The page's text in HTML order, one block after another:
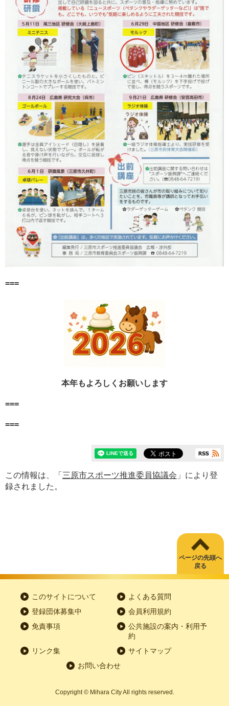
===
本年もよろしくお願いします
===
===
この情報は、「 三原市スポーツ推進委員協議会 」により登
録されました。
ページの先頭へ
戻る
このサイトについて
よくある質問
登録団体募集中
会員利用規約
免責事項
公共施設の案内・利用予
約
リンク集
サイトマップ
お問い合わせ
Copyright© Mihara City All rights reserved.